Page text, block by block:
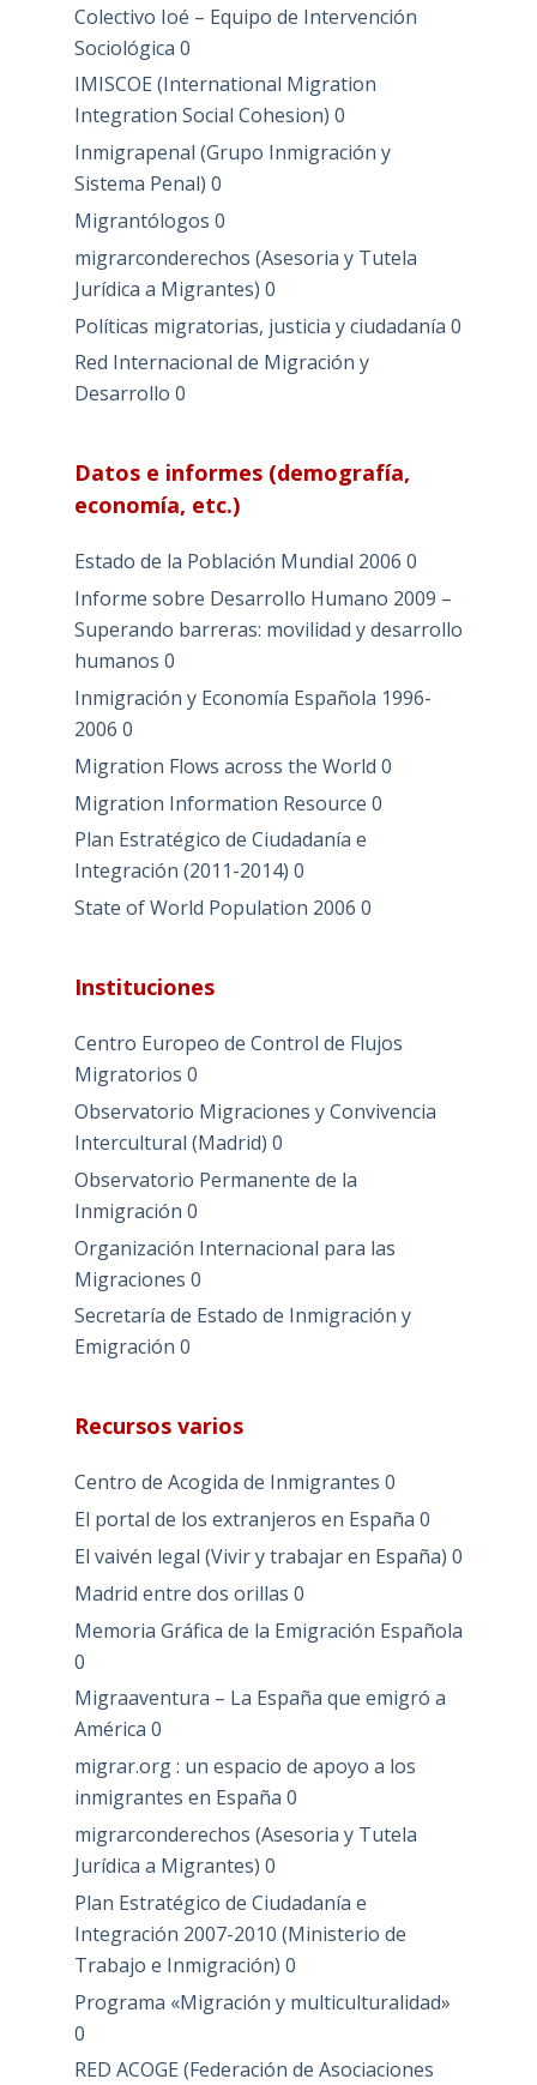
Colectivo Ioé – Equipo de Intervención
Sociológica 0
IMISCOE (International Migration
Integration Social Cohesion) 0
Inmigrapenal (Grupo Inmigración y
Sistema Penal) 0
Migrantólogos 0
migrarconderechos (Asesoria y Tutela
Jurídica a Migrantes) 0
Políticas migratorias, justicia y ciudadanía 0
Red Internacional de Migración y
Desarrollo 0
Datos e informes (demografía,
economía, etc.)
Estado de la Población Mundial 2006 0
Informe sobre Desarrollo Humano 2009 –
Superando barreras: movilidad y desarrollo
humanos 0
Inmigración y Economía Española 1996-
2006 0
Migration Flows across the World 0
Migration Information Resource 0
Plan Estratégico de Ciudadanía e
Integración (2011-2014) 0
State of World Population 2006 0
Instituciones
Centro Europeo de Control de Flujos
Migratorios 0
Observatorio Migraciones y Convivencia
Intercultural (Madrid) 0
Observatorio Permanente de la
Inmigración 0
Organización Internacional para las
Migraciones 0
Secretaría de Estado de Inmigración y
Emigración 0
Recursos varios
Centro de Acogida de Inmigrantes 0
El portal de los extranjeros en España 0
El vaivén legal (Vivir y trabajar en España) 0
Madrid entre dos orillas 0
Memoria Gráfica de la Emigración Española
0
Migraaventura – La España que emigró a
América 0
migrar.org : un espacio de apoyo a los
inmigrantes en España 0
migrarconderechos (Asesoria y Tutela
Jurídica a Migrantes) 0
Plan Estratégico de Ciudadanía e
Integración 2007-2010 (Ministerio de
Trabajo e Inmigración) 0
Programa «Migración y multiculturalidad»
0
RED ACOGE (Federación de Asociaciones